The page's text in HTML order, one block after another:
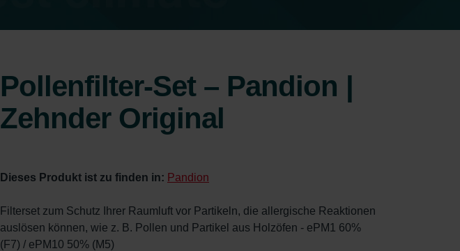
Pollenfilter-Set – Pandion |
Zehnder Original
Dieses Produkt ist zu finden in: Pandion
Filterset zum Schutz Ihrer Raumluft vor Partikeln, die allergische Reaktionen
auslösen können, wie z. B. Pollen und Partikel aus Holzöfen - ePM1 60%
(F7) / ePM10 50% (M5)